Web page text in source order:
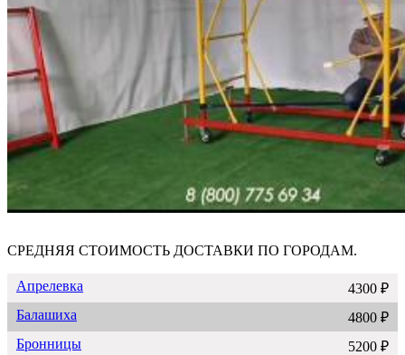
СРЕДНЯЯ СТОИМОСТЬ ДОСТАВКИ ПО ГОРОДАМ.
Апрелевка
4300 ₽
Балашиха
4800 ₽
Бронницы
5200 ₽